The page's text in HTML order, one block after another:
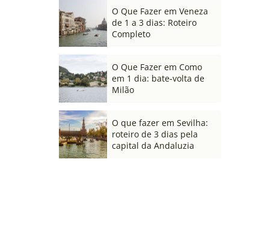
O Que Fazer em Veneza
de 1 a 3 dias: Roteiro
Completo
O Que Fazer em Como
em 1 dia: bate-volta de
Milão
O que fazer em Sevilha:
roteiro de 3 dias pela
capital da Andaluzia